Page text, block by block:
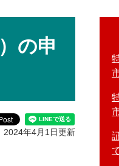
の申
2024年4月1日更新